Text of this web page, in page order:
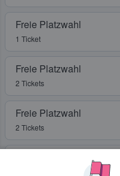
Freie Platzwahl
1 Ticket
Freie Platzwahl
2 Tickets
Freie Platzwahl
2 Tickets